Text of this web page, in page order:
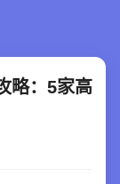
略：5家高